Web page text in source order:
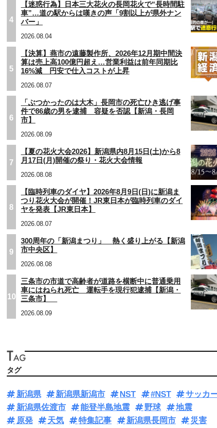
4
【迷惑行為】日本三大花火の長岡花火で“長時間駐
車”…道の駅からは嘆きの声「9割以上が県外ナン
バー」
2026.08.04
5
【決算】燕市の遠藤製作所、2026年12月期中間決
算は売上高100億円超え…営業利益は前年同期比
16%減 円安で仕入コストが上昇
2026.08.07
6
「ぶつかったのは大木」長岡市の死亡ひき逃げ事
件で86歳の男を逮捕 容疑を否認【新潟・長岡
市】
2026.08.09
7
【夏の花火大会2026】新潟県内8月15日(土)から8
月17日(月)開催の祭り・花火大会情報
2026.08.08
8
【臨時列車のダイヤ】2026年8月9日(日)に新潟ま
つり花火大会が開催！JR東日本が臨時列車のダイ
ヤを発表【JR東日本】
2026.08.07
9
300周年の「新潟まつり」 熱く盛り上がる【新潟
市中央区】
2026.08.08
10
三条市の市道で高齢者が道路を横断中に普通乗用
車にはねられ死亡 運転手を現行犯逮捕【新潟・
三条市】
2026.08.09
タグ
新潟県 新潟県新潟市 NST #NST
サッカ
新潟県佐渡市
能登半島地震 野球
地震
原発
天気 特集記事 新潟県長岡市
災害